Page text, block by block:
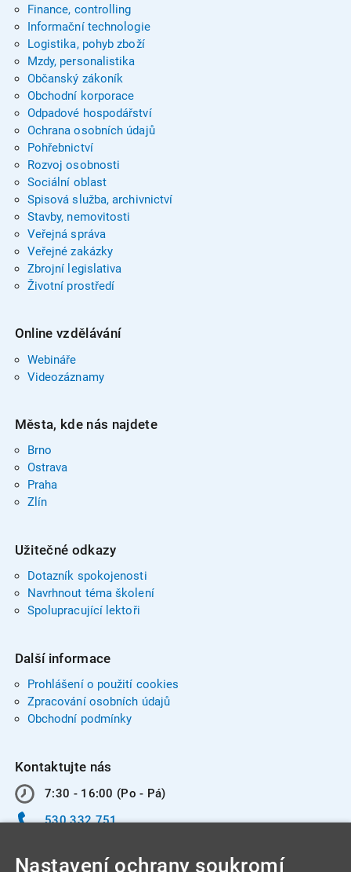
Finance, controlling
Informační technologie
Logistika, pohyb zboží
Mzdy, personalistika
Občanský zákoník
Obchodní korporace
Odpadové hospodářství
Ochrana osobních údajů
Pohřebnictví
Rozvoj osobnosti
Sociální oblast
Spisová služba, archivnictví
Stavby, nemovitosti
Veřejná správa
Veřejné zakázky
Zbrojní legislativa
Životní prostředí
Online vzdělávání
Webináře
Videozáznamy
Města, kde nás najdete
Brno
Ostrava
Praha
Zlín
Užitečné odkazy
Dotazník spokojenosti
Navrhnout téma školení
Spolupracující lektoři
Další informace
Prohlášení o použití cookies
Zpracování osobních údajů
Obchodní podmínky
Kontaktujte nás
7:30 - 16:00 (Po - Pá)
530 332 751
Nastavení ochrany soukromí